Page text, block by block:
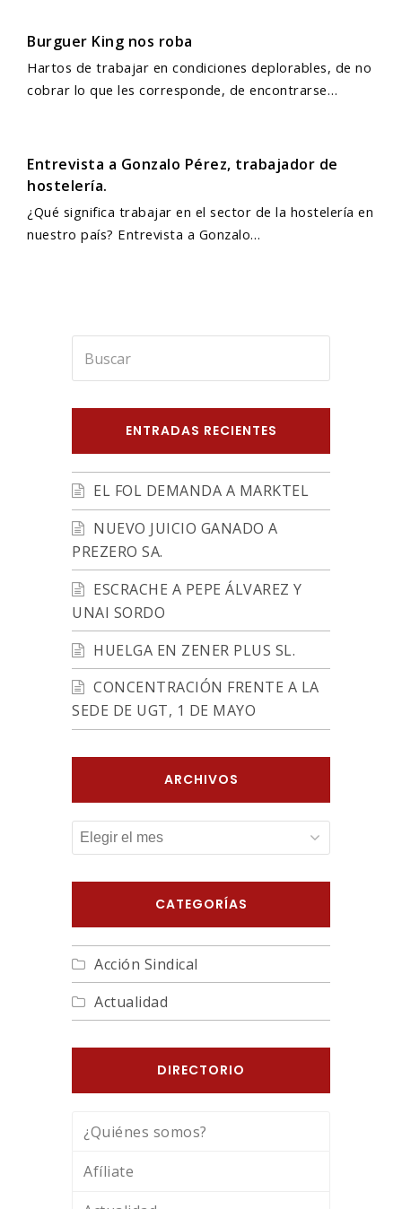
Burguer King nos roba
Hartos de trabajar en condiciones deplorables, de no
cobrar lo que les corresponde, de encontrarse…
Entrevista a Gonzalo Pérez, trabajador de
hostelería.
¿Qué significa trabajar en el sector de la hostelería en
nuestro país? Entrevista a Gonzalo…
ENTRADAS RECIENTES
EL FOL DEMANDA A MARKTEL
NUEVO JUICIO GANADO A
PREZERO SA.
ESCRACHE A PEPE ÁLVAREZ Y
UNAI SORDO
HUELGA EN ZENER PLUS SL.
CONCENTRACIÓN FRENTE A LA
SEDE DE UGT, 1 DE MAYO
ARCHIVOS
ARCHIVOS
CATEGORÍAS
Acción Sindical
Actualidad
DIRECTORIO
¿Quiénes somos?
Afíliate